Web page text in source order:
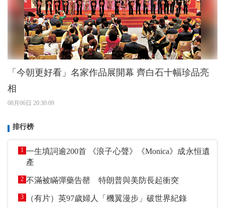
「今朝更好看」名家作品展開幕 齊白石十幅珍品亮
相
08月06日 20:30:09
排行榜
1 一生填詞逾200首 《浪子心聲》《Monica》成永恒遺
產
2 不滿被瞞彈藥告罄 特朗普與美防長起衝突
3 （有片）英97歲婦人「機翼漫步」破世界紀錄